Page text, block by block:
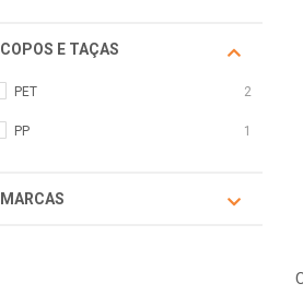
COPOS E TAÇAS
PET 2
PP 1
MARCAS